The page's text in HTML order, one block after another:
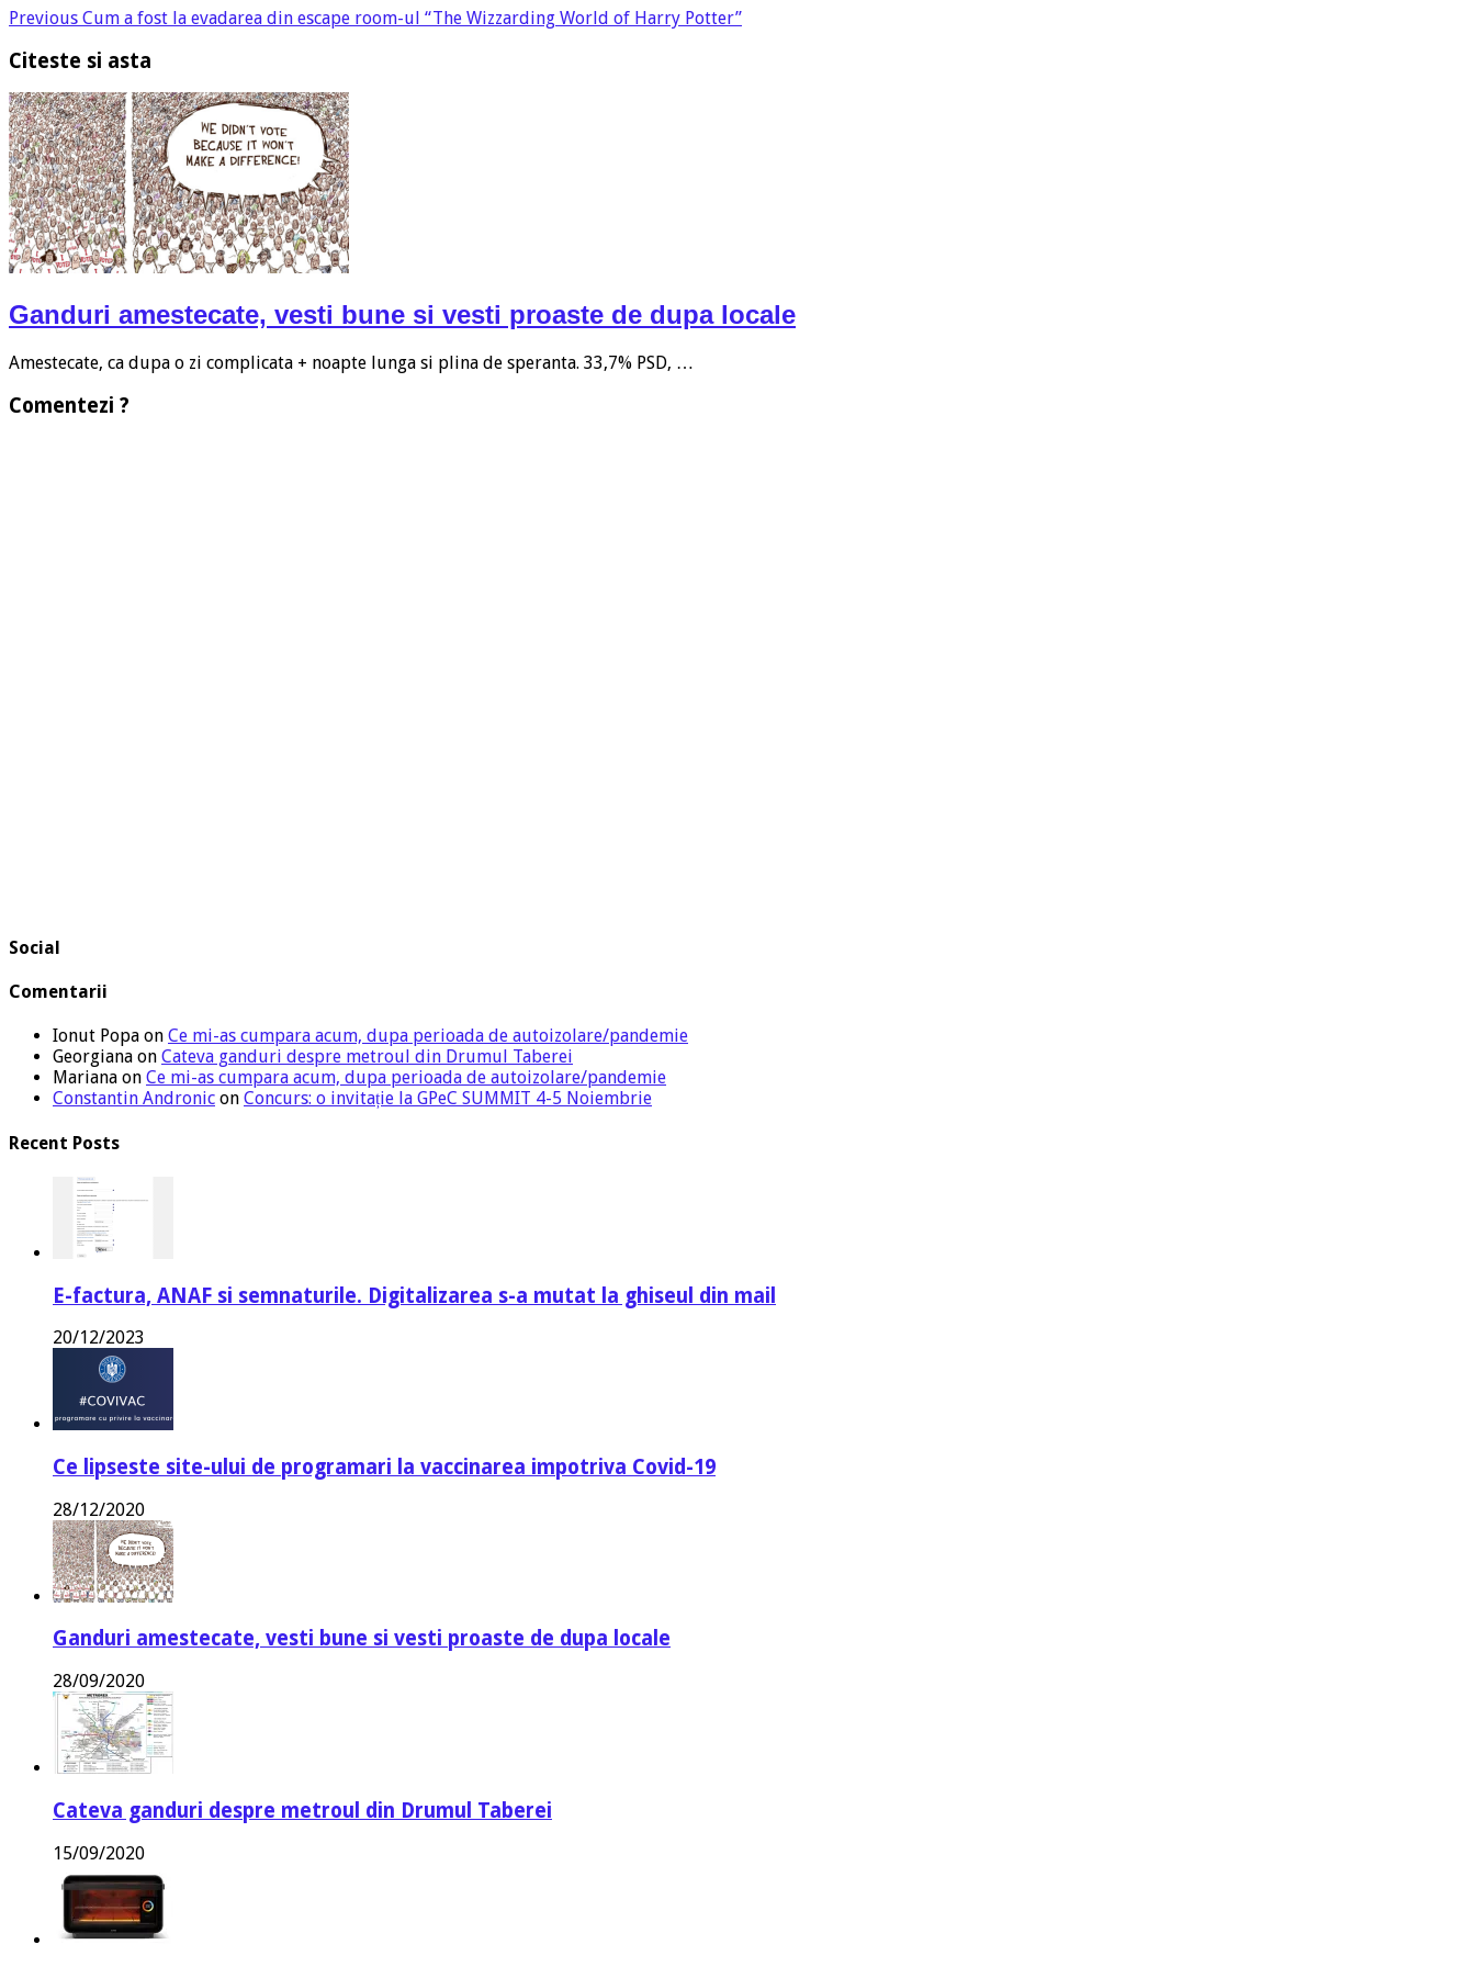
Previous Cum a fost la evadarea din escape room-ul “The Wizzarding World of Harry Potter”
Citeste si asta
Ganduri amestecate, vesti bune si vesti proaste de dupa locale
Amestecate, ca dupa o zi complicata + noapte lunga si plina de speranta. 33,7% PSD, …
Comentezi ?
Social
Comentarii
Ionut Popa on Ce mi-as cumpara acum, dupa perioada de autoizolare/pandemie
Georgiana on Cateva ganduri despre metroul din Drumul Taberei
Mariana on Ce mi-as cumpara acum, dupa perioada de autoizolare/pandemie
Constantin Andronic on Concurs: o invitație la GPeC SUMMIT 4-5 Noiembrie
Recent Posts
E-factura, ANAF si semnaturile. Digitalizarea s-a mutat la ghiseul din mail
20/12/2023
Ce lipseste site-ului de programari la vaccinarea impotriva Covid-19
28/12/2020
Ganduri amestecate, vesti bune si vesti proaste de dupa locale
28/09/2020
Cateva ganduri despre metroul din Drumul Taberei
15/09/2020